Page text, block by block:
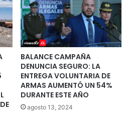
BALANCE CAMPAÑA
DENUNCIA SEGURO: LA
ENTREGA VOLUNTARIA DE
ARMAS AUMENTÓ UN 54%
DURANTE ESTE AÑO
agosto 13, 2024